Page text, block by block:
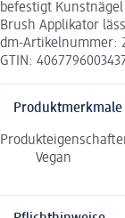
befestigt
Brush Applikator
dm-Artikelnummer:
GTIN:
Produktmerkmale
Vegan